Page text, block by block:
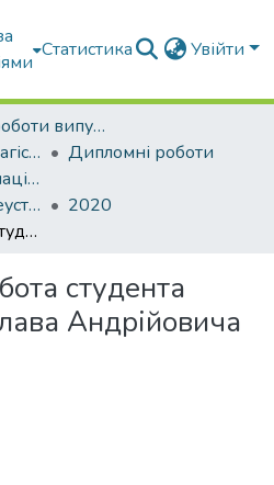
Статистика Увійти
Атестаційні роботи випускників
Атестаційні роботи магістрів
Дипломні роботи
Факультет геоінформаційних систем та управління територіями
193 Геодезія та землеустрій. Геоінформаційні системи і технології
2020
Атестаційна робота студента Трояна Владислава Андрійовича
студента
Андрійовича